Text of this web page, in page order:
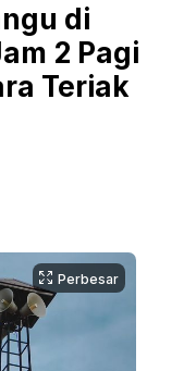
di
2 Pagi
Teriak
Perbesar